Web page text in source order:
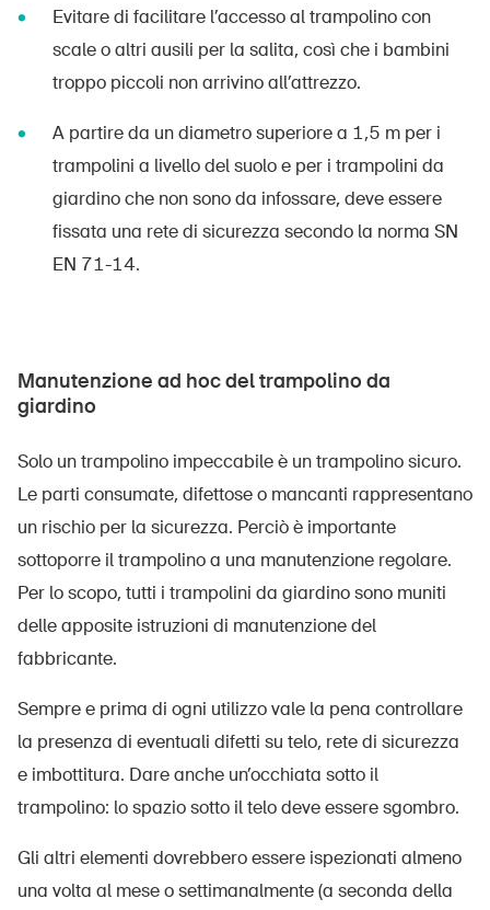
Evitare di facilitare l’accesso al trampolino con
scale o altri ausili per la salita, così che i bambini
troppo piccoli non arrivino all’attrezzo.
A partire da un diametro superiore a 1,5 m per i
trampolini a livello del suolo e per i trampolini da
giardino che non sono da infossare, deve essere
fissata una rete di sicurezza secondo la norma SN
EN 71-14.
Manutenzione ad hoc del trampolino da
giardino
Solo un trampolino impeccabile è un trampolino sicuro.
Le parti consumate, difettose o mancanti rappresentano
un rischio per la sicurezza. Perciò è importante
sottoporre il trampolino a una manutenzione regolare.
Per lo scopo, tutti i trampolini da giardino sono muniti
delle apposite istruzioni di manutenzione del
fabbricante.
Sempre e prima di ogni utilizzo vale la pena controllare
la presenza di eventuali difetti su telo, rete di sicurezza
e imbottitura. Dare anche un’occhiata sotto il
trampolino: lo spazio sotto il telo deve essere sgombro.
Gli altri elementi dovrebbero essere ispezionati almeno
una volta al mese o settimanalmente (a seconda della